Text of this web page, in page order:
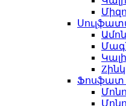
Ֆոսֆատ